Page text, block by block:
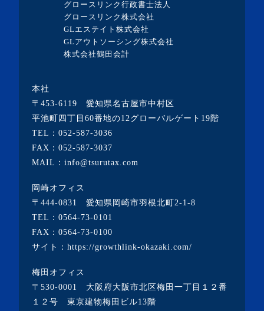
・2020年5月(1記事)
・2020年4月(5記事)
・2020年3月(4記事)
・2020年1月(1記事)
・2019年12月(19記事)
・2018年6月(1記事)
・2016年6月(2記事)
・2016年5月(1記事)
・2016年4月(2記事)
グロースリンク行政書士法人
グロースリンク株式会社
GLエステイト株式会社
GLアウトソーシング株式会社
株式会社鶴田会計
本社
〒453-6119 愛知県名古屋市中村区
平池町四丁目60番地の12グローバルゲート19階
TEL： 052-587-3036
FAX：052-587-3037
MAIL：info@tsurutax.com
岡崎オフィス
〒444-0831 愛知県岡崎市羽根北町2-1-8
TEL： 0564-73-0101
FAX：0564-73-0100
サイト： https://growthlink-okazaki.com/
梅田オフィス
〒530-0001 大阪府大阪市北区梅田一丁目１２番
１２号 東京建物梅田ビル13階